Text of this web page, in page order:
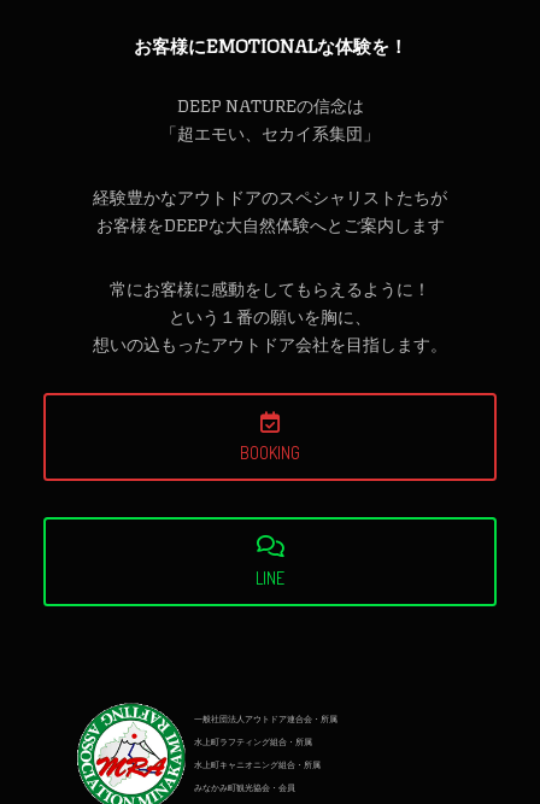
お客様にEMOTIONALな体験を！
DEEP NATUREの信念は
「超エモい、セカイ系集団」
経験豊かなアウトドアのスペシャリストたちが
お客様をDEEPな大自然体験へとご案内します
常にお客様に感動をしてもらえるように！
という１番の願いを胸に、
想いの込もったアウトドア会社を目指します。
BOOKING
LINE
一般社団法人アウトドア連合会・所属
水上町ラフティング組合・所属
水上町キャニオニング組合・所属
みなかみ町観光協会・会員